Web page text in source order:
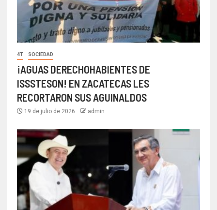
4T SOCIEDAD
¡AGUAS DERECHOHABIENTES DE
ISSSTESON! EN ZACATECAS LES
RECORTARON SUS AGUINALDOS
19 de julio de 2026 admin